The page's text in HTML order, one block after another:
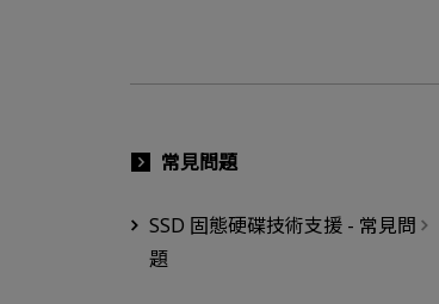
常見問題
SSD 固態硬碟技術支援 - 常見問
題